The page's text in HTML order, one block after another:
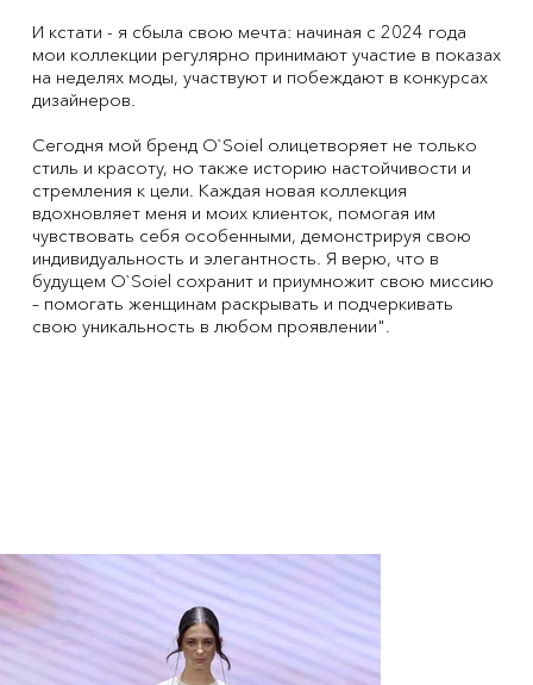
И кстати - я сбыла свою мечта: начиная с 2024 года
мои коллекции регулярно принимают участие в показах
на неделях моды, участвуют и побеждают в конкурсах
дизайнеров.
Сегодня мой бренд O`Soiel олицетворяет не только
стиль и красоту, но также историю настойчивости и
стремления к цели. Каждая новая коллекция
вдохновляет меня и моих клиенток, помогая им
чувствовать себя особенными, демонстрируя свою
индивидуальность и элегантность. Я верю, что в
будущем O`Soiel сохранит и приумножит свою миссию
– помогать женщинам раскрывать и подчеркивать
свою уникальность в любом проявлении".